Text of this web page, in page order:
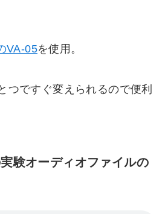
VA-05を使用。
つですぐ変えられるので便利
験オーディオファイルの